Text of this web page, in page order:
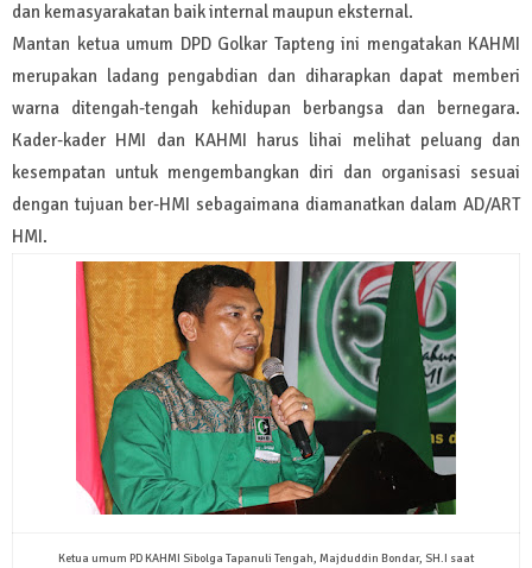
dan kemasyarakatan baik internal maupun eksternal.
Mantan ketua umum DPD Golkar Tapteng ini mengatakan KAHMI
merupakan ladang pengabdian dan diharapkan dapat memberi
warna ditengah-tengah kehidupan berbangsa dan bernegara.
Kader-kader HMI dan KAHMI harus lihai melihat peluang dan
kesempatan untuk mengembangkan diri dan organisasi sesuai
dengan tujuan ber-HMI sebagaimana diamanatkan dalam AD/ART
HMI.
Ketua umum PD KAHMI Sibolga Tapanuli Tengah, Majduddin Bondar, SH.I saat